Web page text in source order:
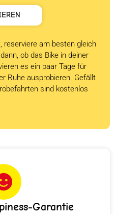
reserviere am besten gleich
ob das Bike in deiner
es ein paar Tage für
Ruhe ausprobieren. Gefällt
sind kostenlos
Garantie